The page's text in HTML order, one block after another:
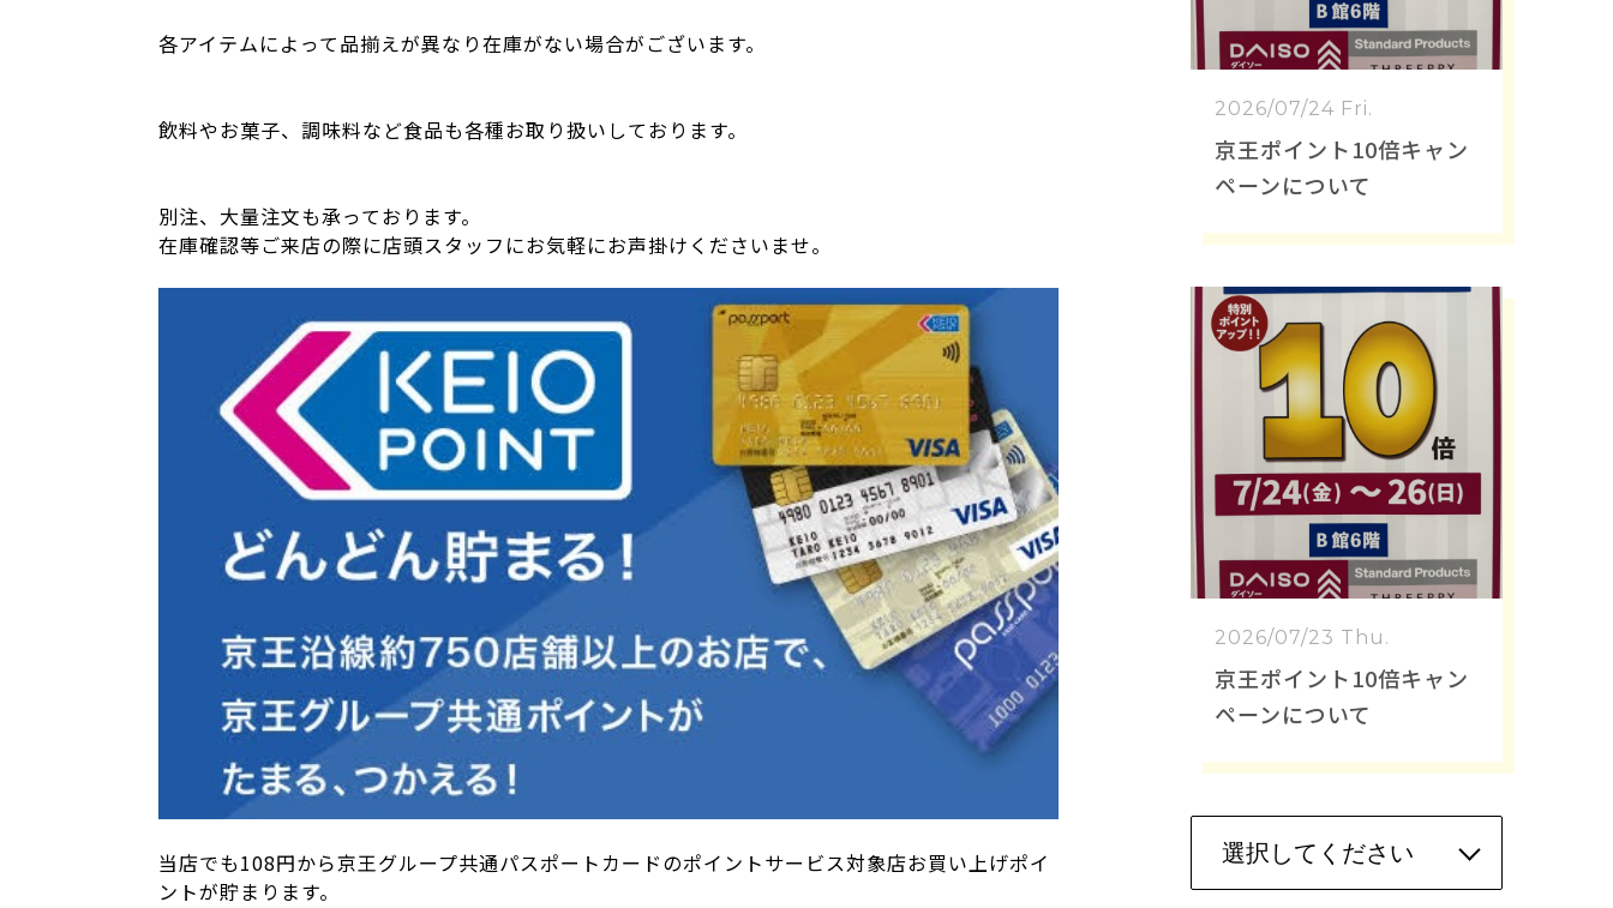
各アイテムによって品揃えが異なり在庫がない場合がございます。
飲料やお菓子、調味料など食品も各種お取り扱いしております。
別注、大量注文も承っております。
在庫確認等ご来店の際に店頭スタッフにお気軽にお声掛けくださいませ。
当店でも108円から京王グループ共通パスポートカードのポイントサービス対象店お買い上げポイ
ントが貯まります。
2026/07/24 Fri.
京王ポイント10倍キャン
ペーンについて
2026/07/23 Thu.
京王ポイント10倍キャン
ペーンについて